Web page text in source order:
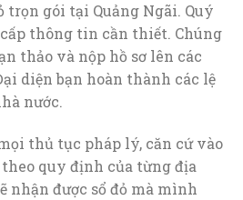
trọn gói tại Quảng Ngãi. Quý
thông tin cần thiết. Chúng
thảo và nộp hồ sơ lên các
diện bạn hoàn thành các lệ
nước.
thủ tục pháp lý, căn cứ vào
quy định của từng địa
nhận được sổ đỏ mà mình